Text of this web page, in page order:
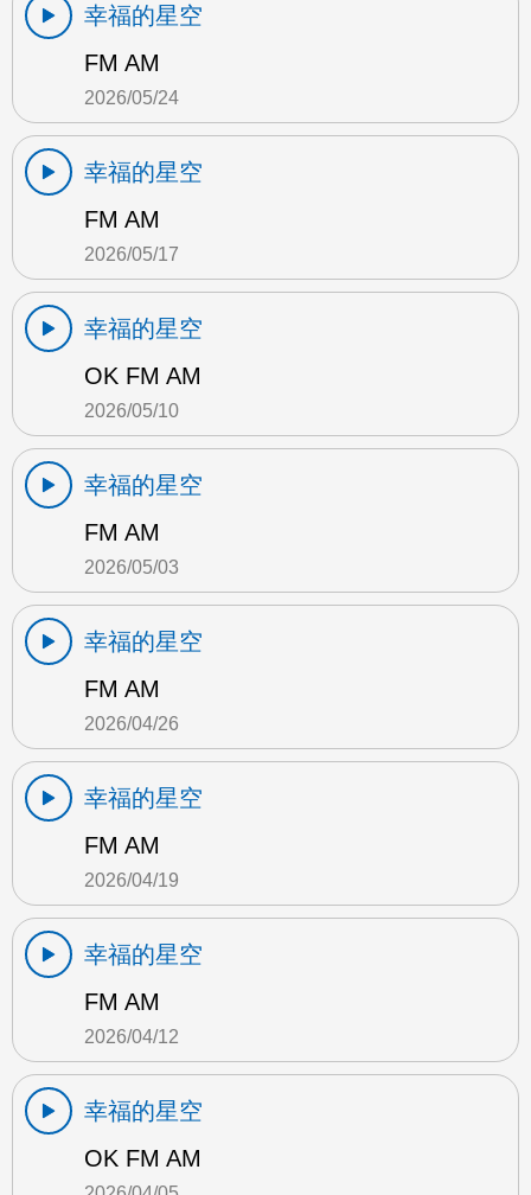
幸福的星空
FM AM
2026/05/24
幸福的星空
FM AM
2026/05/17
幸福的星空
OK FM AM
2026/05/10
幸福的星空
FM AM
2026/05/03
幸福的星空
FM AM
2026/04/26
幸福的星空
FM AM
2026/04/19
幸福的星空
FM AM
2026/04/12
幸福的星空
OK FM AM